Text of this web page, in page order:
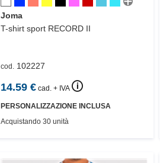
Joma
T-shirt sport RECORD II
cod. 102227
14.59 € cad. + IVA 🛈
PERSONALIZZAZIONE INCLUSA
Acquistando 30 unità